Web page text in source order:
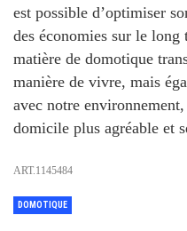
est possible d’optimiser
des économies sur le long
matière de domotique
manière de vivre, mais
avec notre
domicile plus agréable et
ART.1145484
DOMOTIQUE